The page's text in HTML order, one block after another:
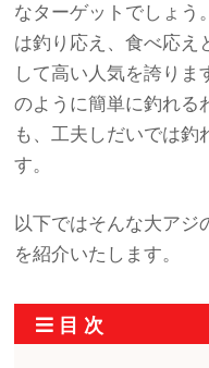
なターゲットでしょう
は釣り応え、食べ応え
して高い人気を誇りま
のように簡単に釣れる
も、工夫しだいでは釣
す。
以下ではそんな大アジ
を紹介いたします。